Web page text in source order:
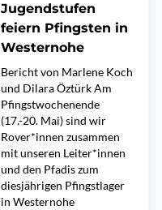
Jugendstufen
feiern Pfingsten in
Westernohe
Bericht von Marlene Koch
und Dilara Öztürk Am
Pfingstwochenende
(17.-20. Mai) sind wir
Rover*innen zusammen
mit unseren Leiter*innen
und den Pfadis zum
diesjährigen Pfingstlager
in Westernohe